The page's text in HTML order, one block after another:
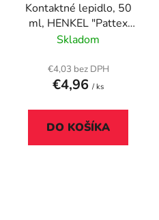
Kontaktné lepidlo, 50
ml, HENKEL "Pattex
Palmatex Extrém"
Skladom
€4,03 bez DPH
€4,96 / ks
DO KOŠÍKA